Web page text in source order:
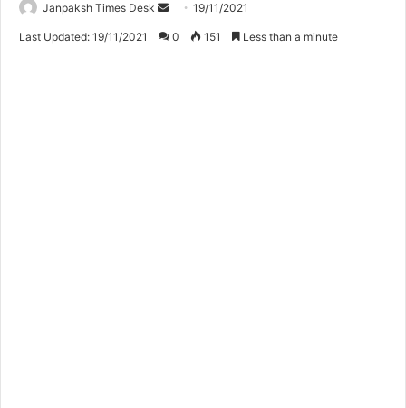
Janpaksh Times Desk
e
19/11/2021
Last Updated: 19/11/2021 0 151 Less than a minute